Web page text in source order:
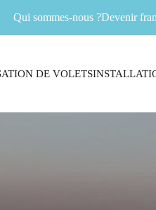
Qui sommes-nous ?Devenir
DE VOLETS